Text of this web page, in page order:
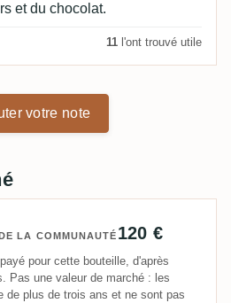
et du chocolat.
11 l'ont trouvé utile
votre note
LA COMMUNAUTÉ 120 €
pour cette bouteille, d'après
Pas une valeur de marché : les
de plus de trois ans et ne sont pas